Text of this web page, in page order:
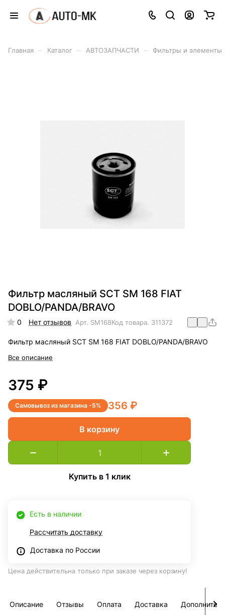
Главная Каталог АВТОЗАПЧАСТИ Фильтры и элементы
Фильтр масляный SCT SM 168 FIAT
DOBLO/PANDA/BRAVO
0 Нет отзывов Арт. SM168Код товара. 311372
Фильтр масляный SCT SM 168 FIAT DOBLO/PANDA/BRAVO
Все описание
375 ₽
Самовывоз из магазина -5% 356 ₽
В корзину
Купить в 1 клик
Есть в наличии
Рассчитать доставку
Доставка по России
Цена действительна только при заказе через корзину!
Описание Отзывы Оплата Доставка